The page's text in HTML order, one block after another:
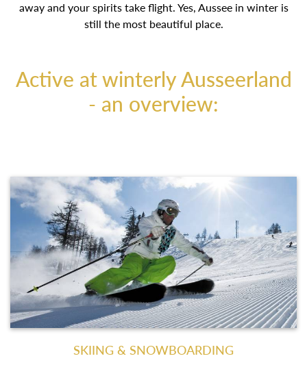
away and your spirits take flight. Yes, Aussee in winter is
still the most beautiful place.
Active at winterly Ausseerland
- an overview:
SKIING & SNOWBOARDING